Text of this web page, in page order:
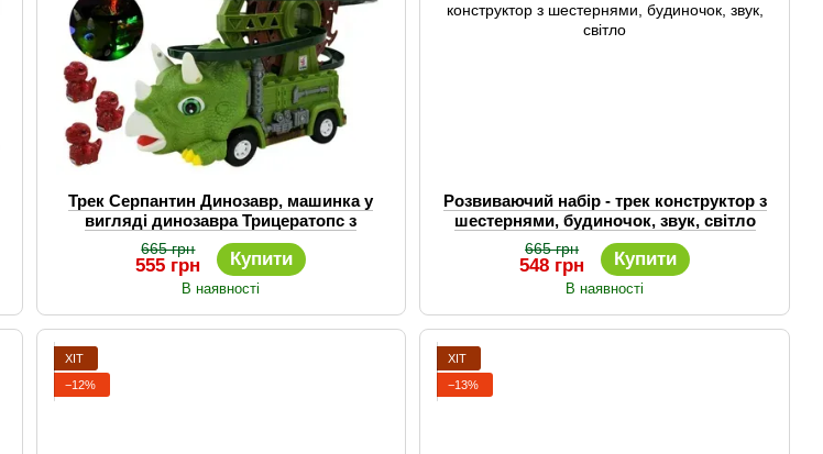
Трек Серпантин Динозавр, машинка у
вигляді динозавра Трицератопс з
елементами трека
665 грн
555 грн Купити
В наявності
Розвиваючий набір - трек конструктор з
шестернями, будиночок, звук, світло
665 грн
548 грн Купити
В наявності
ХІТ
−12%
ХІТ
−13%